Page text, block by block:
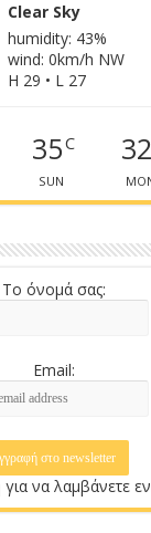
Clear Sky
humidity: 43%
wind: 0km/h NW
H 29 • L 27
35C
SUN
32
Το όνομά σας:
Email:
να λαμβάνετε